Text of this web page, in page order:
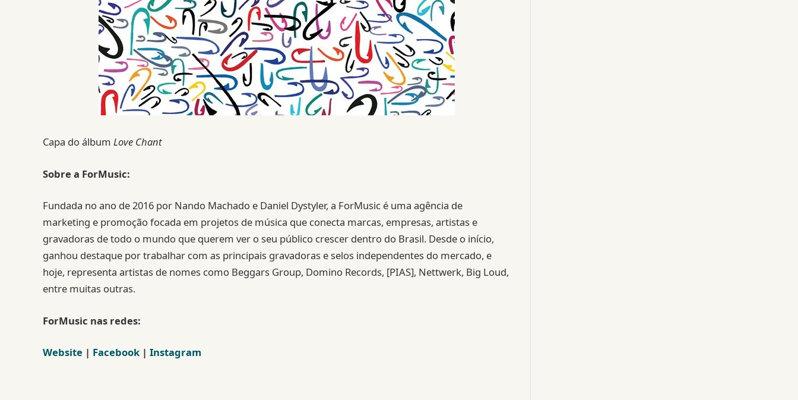
Capa do álbum Love Chant
Sobre a ForMusic:
Fundada no ano de 2016 por Nando Machado e Daniel Dystyler, a ForMusic é uma agência de
marketing e promoção focada em projetos de música que conecta marcas, empresas, artistas e
gravadoras de todo o mundo que querem ver o seu público crescer dentro do Brasil. Desde o início,
ganhou destaque por trabalhar com as principais gravadoras e selos independentes do mercado, e
hoje, representa artistas de nomes como Beggars Group, Domino Records, [PIAS], Nettwerk, Big Loud,
entre muitas outras.
ForMusic nas redes:
Website | Facebook | Instagram